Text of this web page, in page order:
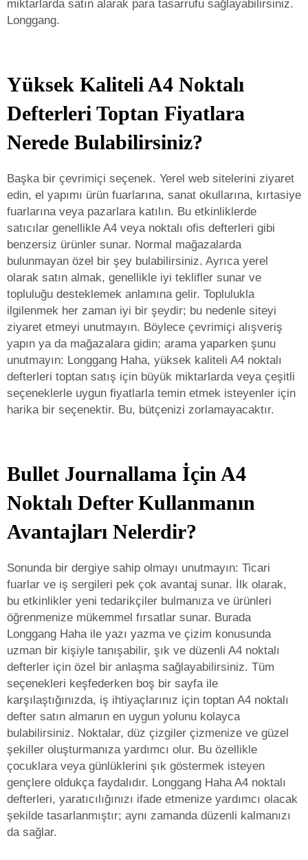
miktarlarda satın alarak para tasarrufu sağlayabilirsiniz.
Longgang.
Yüksek Kaliteli A4 Noktalı
Defterleri Toptan Fiyatlara
Nerede Bulabilirsiniz?
Başka bir çevrimiçi seçenek. Yerel web sitelerini ziyaret
edin, el yapımı ürün fuarlarına, sanat okullarına, kırtasiye
fuarlarına veya pazarlara katılın. Bu etkinliklerde
satıcılar genellikle A4 veya noktalı ofis defterleri gibi
benzersiz ürünler sunar. Normal mağazalarda
bulunmayan özel bir şey bulabilirsiniz. Ayrıca yerel
olarak satın almak, genellikle iyi teklifler sunar ve
topluluğu desteklemek anlamına gelir. Toplulukla
ilgilenmek her zaman iyi bir şeydir; bu nedenle siteyi
ziyaret etmeyi unutmayın. Böylece çevrimiçi alışveriş
yapın ya da mağazalara gidin; arama yaparken şunu
unutmayın: Longgang Haha, yüksek kaliteli A4 noktalı
defterleri toptan satış için büyük miktarlarda veya çeşitli
seçeneklerle uygun fiyatlarla temin etmek isteyenler için
harika bir seçenektir. Bu, bütçenizi zorlamayacaktır.
Bullet Journallama İçin A4
Noktalı Defter Kullanmanın
Avantajları Nelerdir?
Sonunda bir dergiye sahip olmayı unutmayın: Ticari
fuarlar ve iş sergileri pek çok avantaj sunar. İlk olarak,
bu etkinlikler yeni tedarikçiler bulmanıza ve ürünleri
öğrenmenize mükemmel fırsatlar sunar. Burada
Longgang Haha ile yazı yazma ve çizim konusunda
uzman bir kişiyle tanışabilir, şık ve düzenli A4 noktalı
defterler için özel bir anlaşma sağlayabilirsiniz. Tüm
seçenekleri keşfederken boş bir sayfa ile
karşılaştığınızda, iş ihtiyaçlarınız için toptan A4 noktalı
defter satın almanın en uygun yolunu kolayca
bulabilirsiniz. Noktalar, düz çizgiler çizmenize ve güzel
şekiller oluşturmanıza yardımcı olur. Bu özellikle
çocuklara veya günlüklerini şık göstermek isteyen
gençlere oldukça faydalıdır. Longgang Haha A4 noktalı
defterleri, yaratıcılığınızı ifade etmenize yardımcı olacak
şekilde tasarlanmıştır; aynı zamanda düzenli kalmanızı
da sağlar.